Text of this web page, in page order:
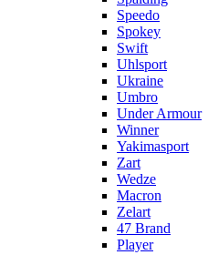
Speedo
Spokey
Swift
Uhlsport
Ukraine
Umbro
Under Armour
Winner
Yakimasport
Zart
Wedze
Macron
Zelart
47 Brand
Player